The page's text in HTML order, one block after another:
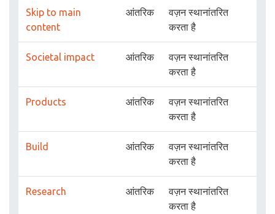
Skip to main
content
आंतरिक
वज़न स्थानांतरित
करता है
Societal impact आंतरिक
वज़न स्थानांतरित
करता है
Products आंतरिक
वज़न स्थानांतरित
करता है
Build आंतरिक
वज़न स्थानांतरित
करता है
Research आंतरिक
वज़न स्थानांतरित
करता है